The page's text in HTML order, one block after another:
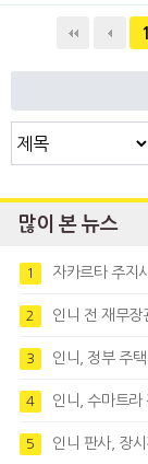
은 “코로나19로 자
실시중인 '대규모사회
많이 본 뉴스
1 자카르타 주지
2 인니 전 재무장
3 인니, 정부 주
4 인니, 수마트라
5 인니 판사, 장시